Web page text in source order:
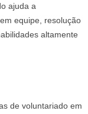
ajuda a
equipe, resolução
altamente
de voluntariado em